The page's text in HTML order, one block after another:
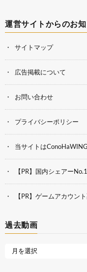
運営サイトからのお
サイトマップ
広告掲載について
お問い合わせ
プライバシーポリシー
当サイトは
【PR】国内シェアー
【PR】ゲームアカウン
過去動画